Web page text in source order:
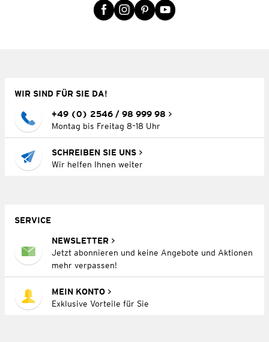
WIR SIND FÜR SIE DA!
+49 (0) 2546 / 98 999 98
Montag bis Freitag 8–18 Uhr
SCHREIBEN SIE UNS
Wir helfen Ihnen weiter
SERVICE
NEWSLETTER
Jetzt abonnieren und keine Angebote und Aktionen
mehr verpassen!
MEIN KONTO
Exklusive Vorteile für Sie